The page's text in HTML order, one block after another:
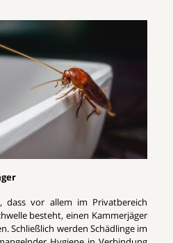
dass vor allem im Privatbereich
besteht, einen Kammerjäger
Schließlich werden Schädlinge im